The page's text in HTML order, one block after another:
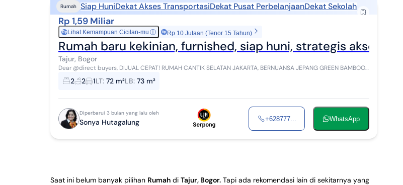
Rumah Siap HuniDekat Akses TransportasiDekat Pusat PerbelanjaanDekat Sekolah
Rp 1,59 Miliar
RpLihat Kemampuan Cicilan-mu ⓘ Rp 10 Jutaan (Tenor 15 Tahun)
Rumah baru kekinian, furnished, siap huni, strategis akses
Tajur, Bogor
Dear @direct buyers, DIJUAL CEPAT! RUMAH CANTIK SELATAN JAKARTA, BERNUANSA JEPANG GREEN BAMBOO
2 2 1LT: 72 m²LB: 73 m²
Diperbarui 3 bulan yang lalu oleh
Sonya Hutagalung +628777... WhatsApp
Saat ini belum banyak pilihan Rumah di Tajur, Bogor. Tapi ada rekomendasi lain di sekitarnya yang